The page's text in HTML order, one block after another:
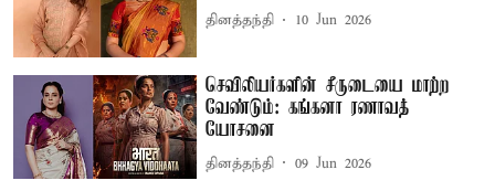
தினத்தந்தி 10 Jun 2026
செவிலியர்களின் சீருடையை மாற்ற
வேண்டும்: கங்கனா ரணாவத்
யோசனை
தினத்தந்தி 09 Jun 2026